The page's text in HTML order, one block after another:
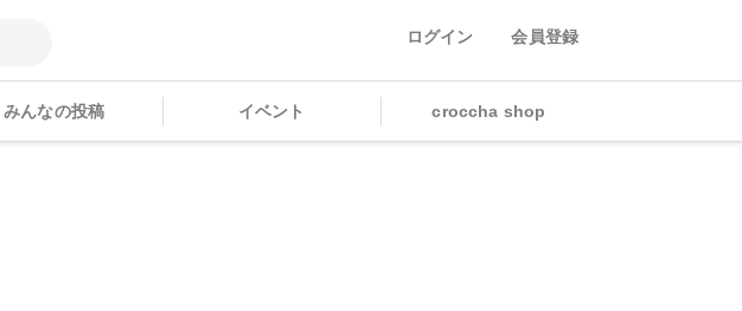
ログイン 会員登録
みんなの投稿 イベント croccha shop